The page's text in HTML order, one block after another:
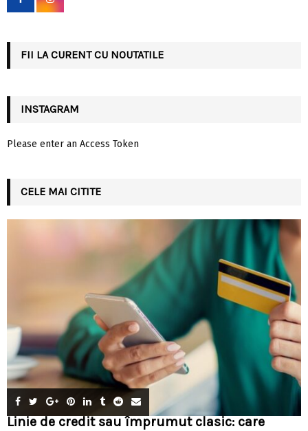
r
FII LA CURENT CU NOUTATILE
INSTAGRAM
Please enter an Access Token
CELE MAI CITITE
Linie de credit sau împrumut clasic: care